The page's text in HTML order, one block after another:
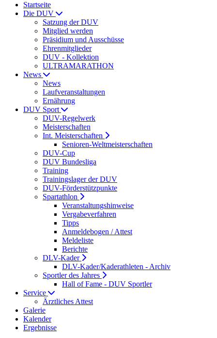
Startseite
Die DUV
Satzung der DUV
Mitglied werden
Präsidium und Ausschüsse
Ehrenmitglieder
DUV - Kollektion
ULTRAMARATHON
News
News
Laufveranstaltungen
Ernährung
DUV Sport
DUV-Regelwerk
Meisterschaften
Int. Meisterschaften
Senioren-Weltmeisterschaften
DUV-Cup
DUV Bundesliga
Training
Trainingslager der DUV
DUV-Förderstützpunkte
Spartathlon
Veranstaltungshinweise
Vergabeverfahren
Tipps
Anmeldebogen / Attest
Meldeliste
Berichte
DLV-Kader
DLV-Kader/Kaderathleten - Archiv
Sportler des Jahres
Hall of Fame - DUV Sportler
Service
Ärztliches Attest
Galerie
Kalender
Ergebnisse